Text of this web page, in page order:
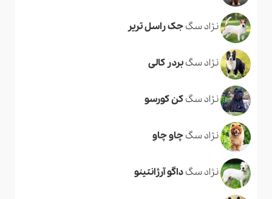
نژاد سگجک راسل تریر
نژاد سگبردر کالی
نژاد سگکن کورسو
نژاد سگچاو چاو
نژاد سگداگو آرژانتینو